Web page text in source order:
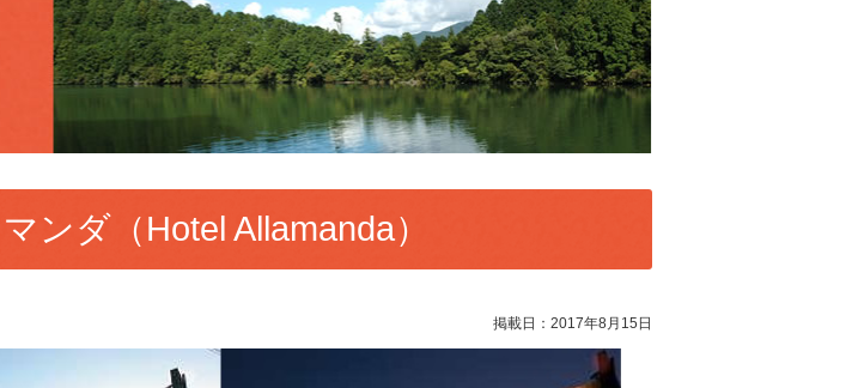
ンダ（Hotel Allamanda）
掲載日：2017年8月15日